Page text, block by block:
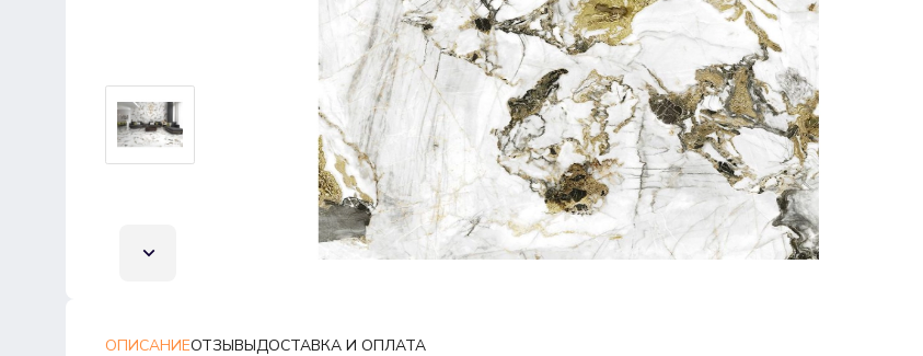
ОПИСАНИЕОТЗЫВЫДОСТАВКА И ОПЛАТА